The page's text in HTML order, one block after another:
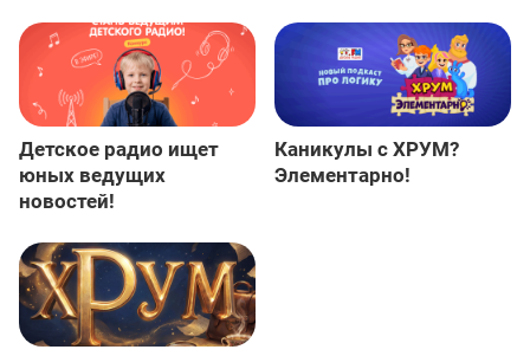
Детское радио ищет
юных ведущих
новостей!
Каникулы с ХРУМ?
Элементарно!